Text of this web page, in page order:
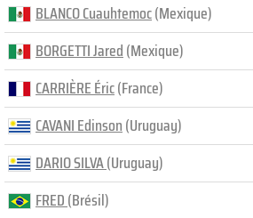
BLANCO Cuauhtemoc(Mexique)
BORGETTI Jared(Mexique)
CARRIÈRE Éric(France)
CAVANI Edinson(Uruguay)
DARIO SILVA(Uruguay)
FRED(Brésil)